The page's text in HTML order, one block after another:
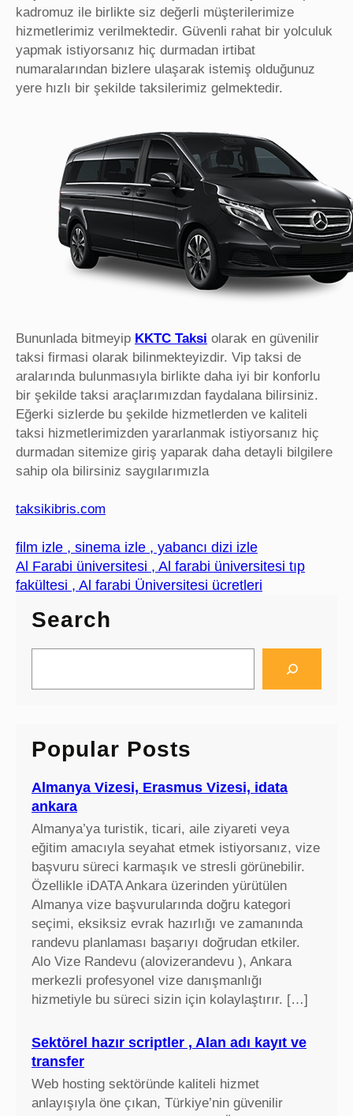
kadromuz ile birlikte siz değerli müşterilerimize
hizmetlerimiz verilmektedir. Güvenli rahat bir yolculuk
yapmak istiyorsanız hiç durmadan irtibat
numaralarından bizlere ulaşarak istemiş olduğunuz
yere hızlı bir şekilde taksilerimiz gelmektedir.
Bununlada bitmeyip KKTC Taksi olarak en güvenilir
taksi firmasi olarak bilinmekteyizdir. Vip taksi de
aralarında bulunmasıyla birlikte daha iyi bir konforlu
bir şekilde taksi araçlarımızdan faydalana bilirsiniz.
Eğerki sizlerde bu şekilde hizmetlerden ve kaliteli
taksi hizmetlerimizden yararlanmak istiyorsanız hiç
durmadan sitemize giriş yaparak daha detayli bilgilere
sahip ola bilirsiniz saygılarımızla
taksikibris.com
film izle , sinema izle , yabancı dizi izle
Al Farabi üniversitesi , Al farabi üniversitesi tıp
fakültesi , Al farabi Üniversitesi ücretleri
Search
a
h
Popular Posts
Almanya Vizesi, Erasmus Vizesi, idata
ankara
Almanya’ya turistik, ticari, aile ziyareti veya
eğitim amacıyla seyahat etmek istiyorsanız, vize
başvuru süreci karmaşık ve stresli görünebilir.
Özellikle iDATA Ankara üzerinden yürütülen
Almanya vize başvurularında doğru kategori
seçimi, eksiksiz evrak hazırlığı ve zamanında
randevu planlaması başarıyı doğrudan etkiler.
Alo Vize Randevu (alovizerandevu ), Ankara
merkezli profesyonel vize danışmanlığı
hizmetiyle bu süreci sizin için kolaylaştırır. […]
Sektörel hazır scriptler , Alan adı kayıt ve
transfer
Web hosting sektöründe kaliteli hizmet
anlayışıyla öne çıkan, Türkiye’nin güvenilir